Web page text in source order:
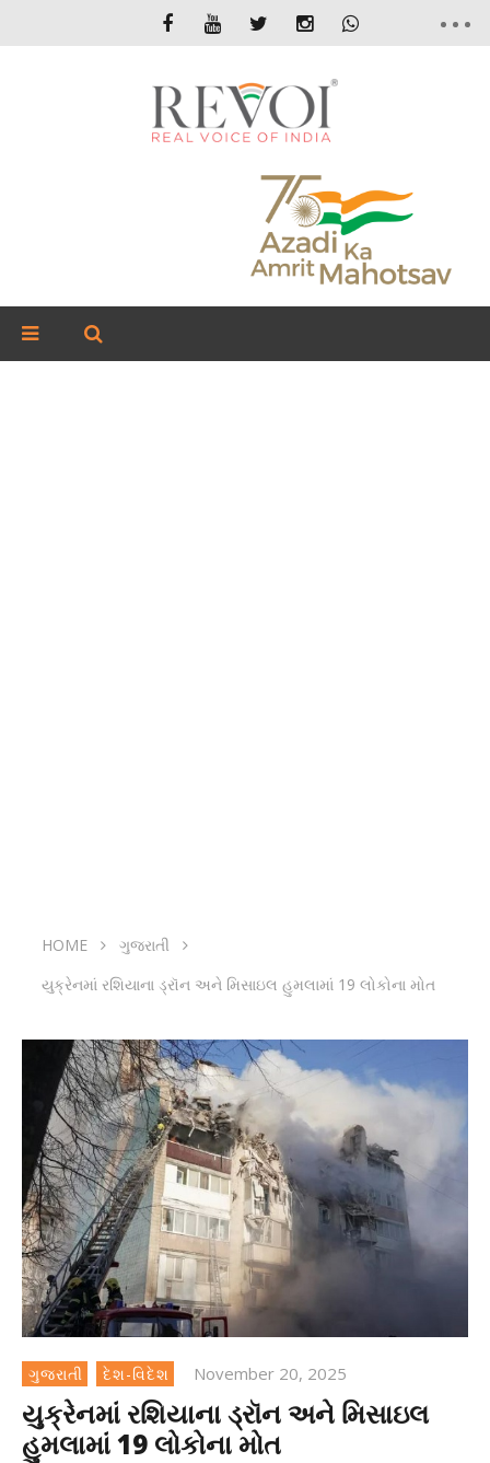
HOME
ગુજરાતી
યુક્રેનમાં રશિયાના ડ્રૉન અને મિસાઇલ હુમલામાં 19 લોકોના મોત
ગુજરાતી દેશ-વિદેશ November 20, 2025
યુક્રેનમાં રશિયાના ડ્રૉન અને મિસાઇલ
હુમલામાં 19 લોકોના મોત